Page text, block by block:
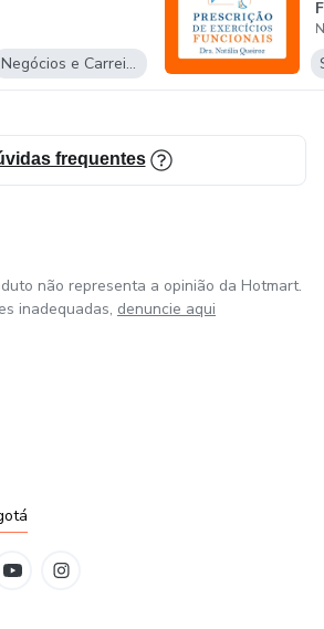
Negócios e Carreira
frequentes
não representa a opinião da Hotmart.
inadequadas, denuncie aqui